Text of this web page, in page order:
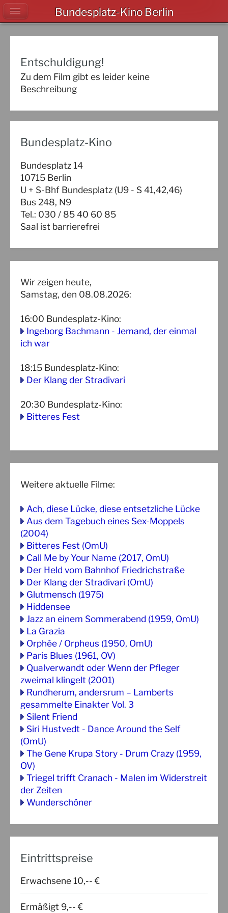
Bundesplatz-Kino
Bundesplatz 14
10715 Berlin
U + S-Bhf Bundesplatz (U9 - S 41,42,46)
Bus 248, N9
Tel.: 030 / 85 40 60 85
Saal ist barrierefrei
Wir zeigen heute,
Samstag, den 08.08.2026:
16:00 Bundesplatz-Kino:
Ingeborg Bachmann - Jemand, der einmal
ich war
18:15 Bundesplatz-Kino:
Der Klang der Stradivari
20:30 Bundesplatz-Kino:
Bitteres Fest
Weitere aktuelle Filme:
Ach, diese Lücke, diese entsetzliche Lücke
Aus dem Tagebuch eines Sex-Moppels
(2004)
Bitteres Fest (OmU)
Call Me by Your Name (2017, OmU)
Der Held vom Bahnhof Friedrichstraße
Der Klang der Stradivari (OmU)
Glutmensch (1975)
Hiddensee
Jazz an einem Sommerabend (1959, OmU)
La Grazia
Orphée / Orpheus (1950, OmU)
Paris Blues (1961, OV)
Qualverwandt oder Wenn der Pfleger
zweimal klingelt (2001)
Rundherum, andersrum – Lamberts
gesammelte Einakter Vol. 3
Silent Friend
Siri Hustvedt - Dance Around the Self
(OmU)
The Gene Krupa Story - Drum Crazy (1959,
OV)
Triegel trifft Cranach - Malen im Widerstreit
der Zeiten
Wunderschöner
Eintrittspreise
Erwachsene 10,-- €
Ermäßigt 9,-- €
Entschuldigung!
Zu dem Film gibt es leider keine
Beschreibung
Bundesplatz-Kino Berlin